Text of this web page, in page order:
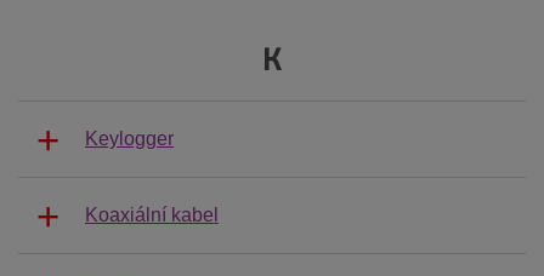
K
Keylogger
Koaxiální kabel